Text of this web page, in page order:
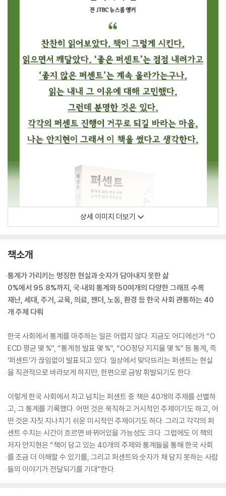
상세 이미지 더보기
책소개
통계가 가리키는 명징한 현실과 숫자가 담아내지 못한 삶
0%에서 95.8%까지, 국·내외 통계와 50여개의 다양한 그래프 수록
재난, 세대, 주거, 교육, 의료, 젠더, 노동, 환경 등 한국 사회 관통하는 40
개 주제 다뤄
한국 사회에서 통계를 마주하는 일은 어렵지 않다. 지금도 어디에선가 “O
ECD 평균 몇 %”, “통계청 발표 몇 %”, “OO정당 지지율 몇 %” 등 통계, 즉
‘퍼센트’가 끊임없이 발표되고 있다. 일상에서 맞닥뜨리는 퍼센트는 현실
을 직관적으로 바라보게 하지만, 한편으로 금방 휘발되기도 한다.
이렇게 한국 사회에서 차고 넘치는 퍼센트 중 책은 40개의 주제를 선별하
고, 그 통계를 기록했다. 어떤 것은 묵직하고 거시적인 주제이기도 하고, 어
떤 것은 자칫 지나치기 쉬운 미시적인 주제이기도 하다. 그리고 각각의 퍼
센트 수치는 시간이 흐르면 바뀌어있을 가능성도 크다. 그럼에도 이 책의
저자 안지현은 “책이 담고 있는 40개의 주제와 통계들을 통해 한국 사회
를 조금 더 이해할 수 있기를, 그리고 퍼센트와 숫자가 채 담지 못하는 사람
들의 이야기가 전달되기를 기대”한다.